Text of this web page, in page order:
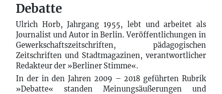
Debatte
Ulrich Horb, Jahrgang 1955, lebt und arbeitet als
Journalist und Autor in Berlin. Veröffentlichungen in
Gewerkschaftszeitschriften, pädagogischen
Zeitschriften und Stadtmagazinen, verantwortlicher
Redakteur der »Berliner Stimme«.
In der in den Jahren 2009 – 2018 geführten Rubrik
»Debatte« standen Meinungsäußerungen und